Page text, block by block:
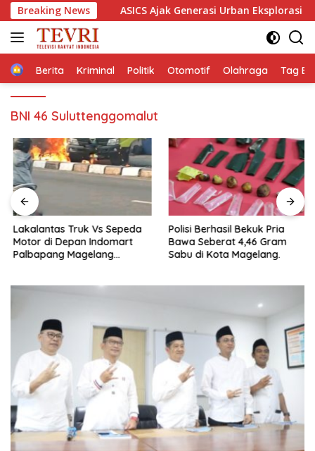
Langsung
ke
konten
Breaking NewsASICS Ajak Generasi Urban Eksplorasi Gaya,
HomeBerita Kriminal Politik Otomotif Olahraga Tag
BNI 46 Suluttenggomalut
Lakalantas Truk Vs Sepeda
Motor di Depan Indomart
Palbapang Magelang
Polisi Berhasil Bekuk Pria
Bawa Seberat 4,46 Gram
Sabu di Kota Magelang.